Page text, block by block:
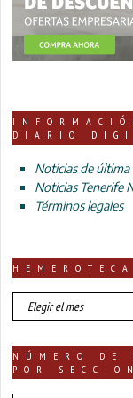
DIARIO
Noticias de
Noticias Tenerife
Términos legales
HEMEROTECA
DE
NÚMERO DE
POR